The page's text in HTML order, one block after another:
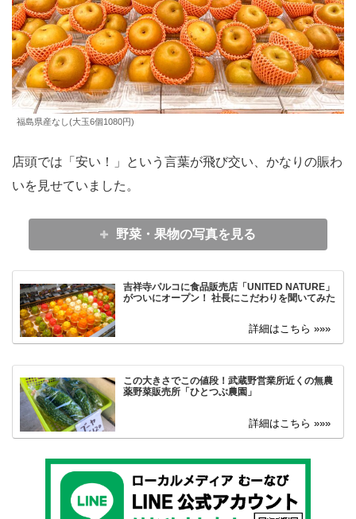
福島県産なし(大玉6個1080円)
店頭では「安い！」という言葉が飛び交い、かなりの賑わ
いを見せていました。
野菜・果物の写真を見る
吉祥寺パルコに食品販売店「UNITED NATURE」
がついにオープン！ 社長にこだわりを聞いてみた
この大きさでこの値段！武蔵野営業所近くの無農
薬野菜販売所「ひとつぶ農園」